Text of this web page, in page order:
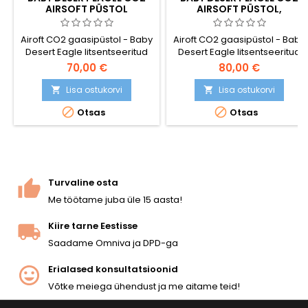
AIRSOFT PÜSTOL
Airoft CO2 gaasipüstol - Baby
Desert Eagle litsentseeritud
replika, originaallogode ja -
märkidega.
70,00 €
 Lisa ostukorvi
 Otsas
AIRSOFT PÜSTOL,
METALLIST KORPUS
Airoft CO2 gaasipüstol - Baby
Desert Eagle litsentseeritud
replika, originaallogode ja -
märkidega.
80,00 €
 Lisa ostukorvi
 Otsas
Turvaline osta
Me töötame juba üle 15 aasta!
Kiire tarne Eestisse
Saadame Omniva ja DPD-ga
Erialased konsultatsioonid
Võtke meiega ühendust ja me aitame teid!